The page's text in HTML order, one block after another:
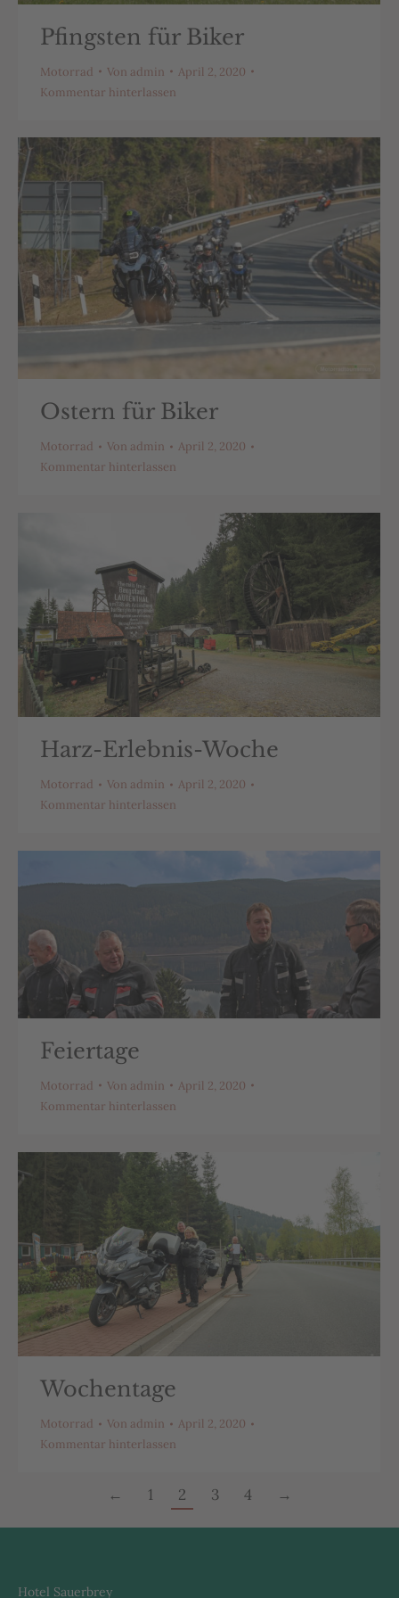
Pfingsten für Biker
Motorrad Von admin
April 2, 2020
Kommentar hinterlassen
Ostern für Biker
Motorrad Von admin
April 2, 2020
Kommentar hinterlassen
Harz-Erlebnis-Woche
Motorrad Von admin
April 2, 2020
Kommentar hinterlassen
Feiertage
Motorrad Von admin
April 2, 2020
Kommentar hinterlassen
Wochentage
Motorrad Von admin
April 2, 2020
Kommentar hinterlassen
← 1 2 3 4 →
Hotel Sauerbrey